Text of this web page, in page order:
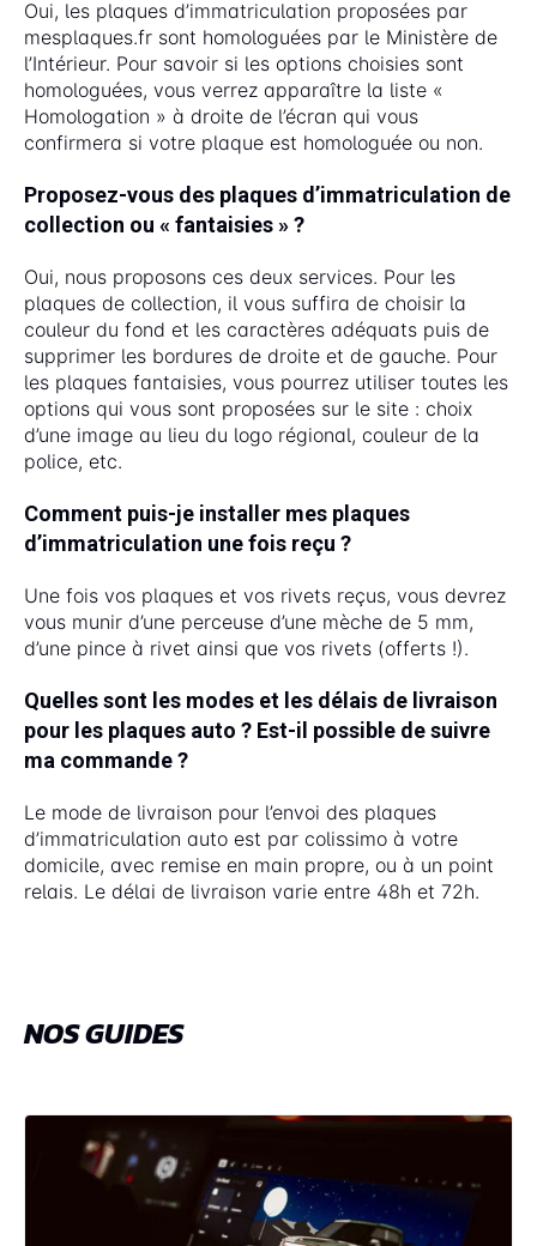
Oui, les plaques d’immatriculation proposées par
mesplaques.fr sont homologuées par le Ministère de
l’Intérieur. Pour savoir si les options choisies sont
homologuées, vous verrez apparaître la liste «
Homologation » à droite de l’écran qui vous
confirmera si votre plaque est homologuée ou non.
Proposez-vous des plaques d’immatriculation de
collection ou « fantaisies » ?
Oui, nous proposons ces deux services. Pour les
plaques de collection, il vous suffira de choisir la
couleur du fond et les caractères adéquats puis de
supprimer les bordures de droite et de gauche. Pour
les plaques fantaisies, vous pourrez utiliser toutes les
options qui vous sont proposées sur le site : choix
d’une image au lieu du logo régional, couleur de la
police, etc.
Comment puis-je installer mes plaques
d’immatriculation une fois reçu ?
Une fois vos plaques et vos rivets reçus, vous devrez
vous munir d’une perceuse d’une mèche de 5 mm,
d’une pince à rivet ainsi que vos rivets (offerts !).
Quelles sont les modes et les délais de livraison
pour les plaques auto ? Est-il possible de suivre
ma commande ?
Le mode de livraison pour l’envoi des plaques
d’immatriculation auto est par colissimo à votre
domicile, avec remise en main propre, ou à un point
relais. Le délai de livraison varie entre 48h et 72h.
NOS GUIDES